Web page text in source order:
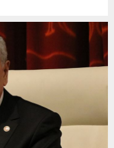
olayların içini